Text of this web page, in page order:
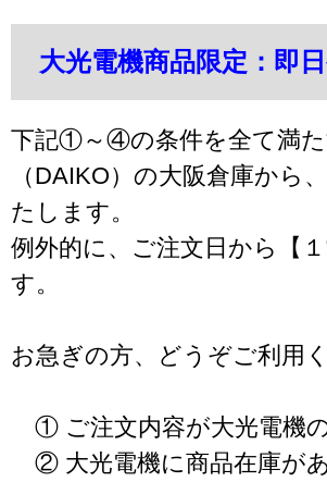
大光電機商品限定：即
下記①～④の条件を全て満
（DAIKO）の大阪倉庫から
たします。
例外的に、ご注文日から【
す。
お急ぎの方、どうぞご利用
① ご注文内容が大光電機
② 大光電機に商品在庫が